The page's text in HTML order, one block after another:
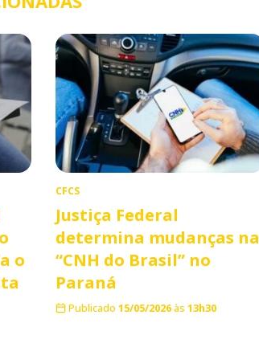
o
CFCS
Justiça Federal
determina mudanças na
“CNH do Brasil” no
Paraná
Publicado 15/05/2026às 13h30